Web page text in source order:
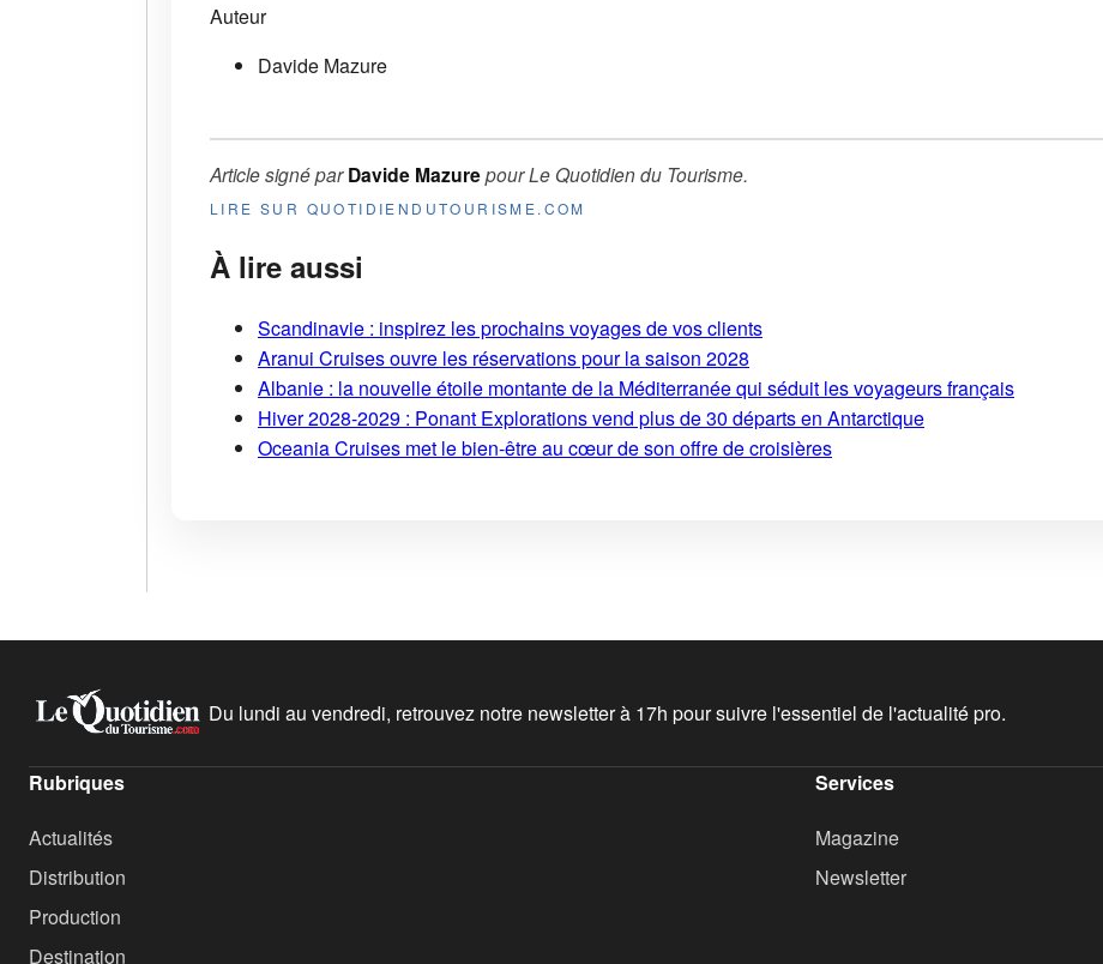
Auteur
Davide Mazure
Article signé parDavide MazurepourLe Quotidien du Tourisme.
LIRE SUR QUOTIDIENDUTOURISME.COM
À lire aussi
Scandinavie : inspirez les prochains voyages de vos clients
Aranui Cruises ouvre les réservations pour la saison 2028
Albanie : la nouvelle étoile montante de la Méditerranée qui séduit les voyageurs français
Hiver 2028-2029 : Ponant Explorations vend plus de 30 départs en Antarctique
Oceania Cruises met le bien-être au cœur de son offre de croisières
Du lundi au vendredi, retrouvez notre newsletter à 17h pour suivre l'essentiel de l'actualité pro.
Rubriques
Actualités
Distribution
Production
Destination
Services
Magazine
Newsletter